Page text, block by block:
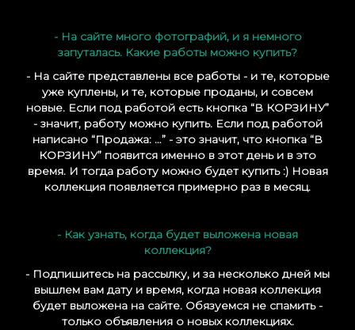
- На сайте много фотографий, и я немного
запуталась. Какие работы можно купить?
- На сайте представлены все работы - и те, которые
уже куплены, и те, которые проданы, и совсем
новые. Если под работой есть кнопка “В КОРЗИНУ”
- значит, работу можно купить. Если под работой
написано “Продажа: …” - это значит, что кнопка “В
КОРЗИНУ” появится именно в этот день и в это
время. И тогда работу можно будет купить :) Новая
коллекция появляется примерно раз в месяц.
- Как узнать, когда будет выложена новая
коллекция?
- Подпишитесь на рассылку, и за несколько дней мы
вышлем вам дату и время, когда новая коллекция
будет выложена на сайте. Обязуемся не спамить -
только объявления о новых коллекциях.